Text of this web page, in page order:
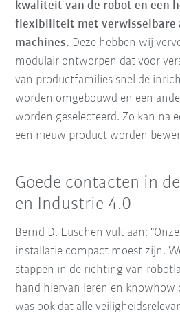
kwaliteit van de robot en een
flexibiliteit met verwisselbare
machines. Deze hebben wij
modulair ontworpen dat voor
van productfamilies snel de
worden omgebouwd en een
worden geselecteerd. Zo kan na
een nieuw product worden
Goede contacten in
en Industrie 4.0
Bernd D. Euschen vult aan:
installatie compact moest zijn.
stappen in de richting van
hand hiervan leren en knowhow
was ook dat alle